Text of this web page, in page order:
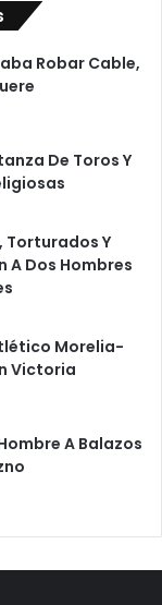
Robar Cable,
De Toros Y
Y
A Dos Hombres
Morelia-
Victoria
A Balazos